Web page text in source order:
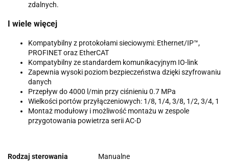
zdalnych.
I wiele więcej
Kompatybilny z protokołami sieciowymi: Ethernet/IP™,
PROFINET oraz EtherCAT
Kompatybilny ze standardem komunikacyjnym IO-link
Zapewnia wysoki poziom bezpieczeństwa dzięki szyfrowaniu
danych
Przepływ do 4000 l/min przy ciśnieniu 0.7 MPa
Wielkości portów przyłączeniowych: 1/8, 1/4, 3/8, 1/2, 3/4, 1
Montaż modułowy i możliwość montażu w zespole
przygotowania powietrza serii AC-D
Rodzaj sterowania
Manualne